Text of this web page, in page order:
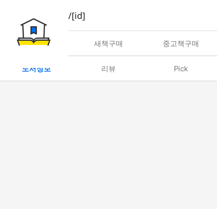
book/rent/[id]
대여 새책구매 중고책구매
도서정보 리뷰 Pick